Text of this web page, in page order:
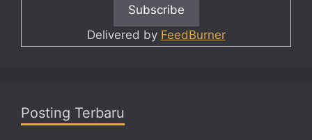
Delivered by FeedBurner
Posting Terbaru